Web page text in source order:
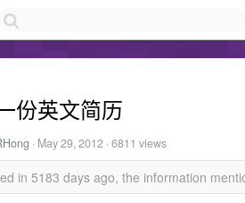
份英文简历
· May 29, 2012 · 6811 views
in 5183 days ago, the information